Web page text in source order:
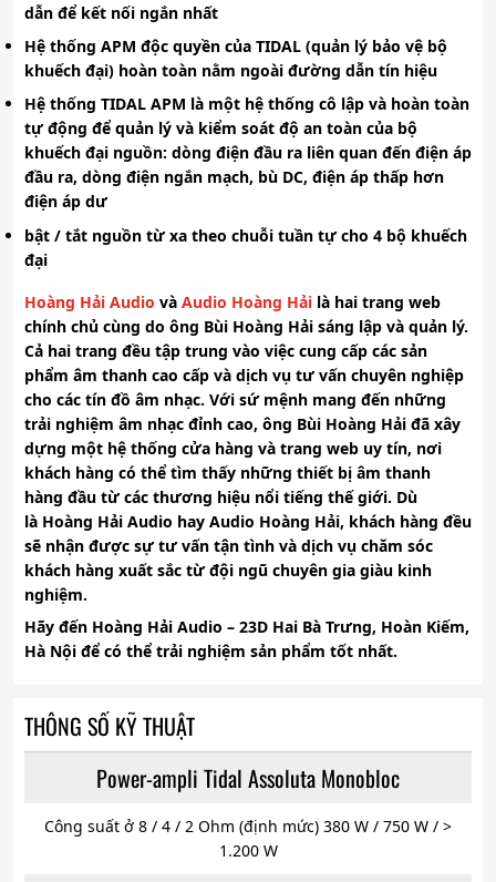
dẫn để kết nối ngắn nhất
Hệ thống APM độc quyền của TIDAL (quản lý bảo vệ bộ
khuếch đại) hoàn toàn nằm ngoài đường dẫn tín hiệu
Hệ thống TIDAL APM là một hệ thống cô lập và hoàn toàn
tự động để quản lý và kiểm soát độ an toàn của bộ
khuếch đại nguồn: dòng điện đầu ra liên quan đến điện áp
đầu ra, dòng điện ngắn mạch, bù DC, điện áp thấp hơn
điện áp dư
bật / tắt nguồn từ xa theo chuỗi tuần tự cho 4 bộ khuếch
đại
Hoàng Hải Audio và Audio Hoàng Hải là hai trang web
chính chủ cùng do ông Bùi Hoàng Hải sáng lập và quản lý.
Cả hai trang đều tập trung vào việc cung cấp các sản
phẩm âm thanh cao cấp và dịch vụ tư vấn chuyên nghiệp
cho các tín đồ âm nhạc. Với sứ mệnh mang đến những
trải nghiệm âm nhạc đỉnh cao, ông Bùi Hoàng Hải đã xây
dựng một hệ thống cửa hàng và trang web uy tín, nơi
khách hàng có thể tìm thấy những thiết bị âm thanh
hàng đầu từ các thương hiệu nổi tiếng thế giới. Dù
là Hoàng Hải Audio hay Audio Hoàng Hải, khách hàng đều
sẽ nhận được sự tư vấn tận tình và dịch vụ chăm sóc
khách hàng xuất sắc từ đội ngũ chuyên gia giàu kinh
nghiệm.
Hãy đến Hoàng Hải Audio – 23D Hai Bà Trưng, Hoàn Kiếm,
Hà Nội để có thể trải nghiệm sản phẩm tốt nhất.
THÔNG SỐ KỸ THUẬT
Power-ampli Tidal Assoluta Monobloc
Công suất ở 8 / 4 / 2 Ohm (định mức) 380 W / 750 W / >
1.200 W